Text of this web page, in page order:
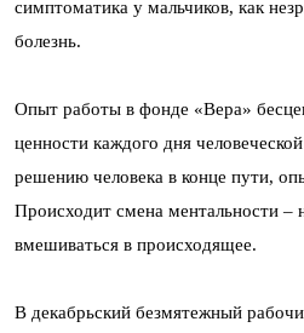
симптоматика у мальчиков, как
болезнь.
Опыт работы в фонде «Вера»
ценности каждого дня
решению человека в конце пути,
Происходит смена ментальности –
вмешиваться в происходящее.
В декабрьский безмятежный